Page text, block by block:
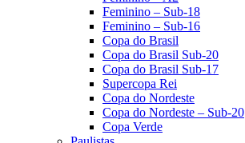
Feminino – Sub-18
Feminino – Sub-16
Copa do Brasil
Copa do Brasil Sub-20
Copa do Brasil Sub-17
Supercopa Rei
Copa do Nordeste
Copa do Nordeste – Sub-20
Copa Verde